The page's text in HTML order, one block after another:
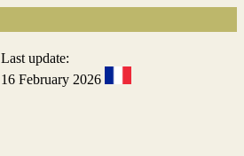
Last update:
16 February 2026